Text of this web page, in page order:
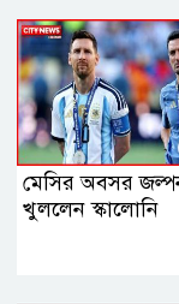
মেসির অবসর
খুললেন স্কালোনি